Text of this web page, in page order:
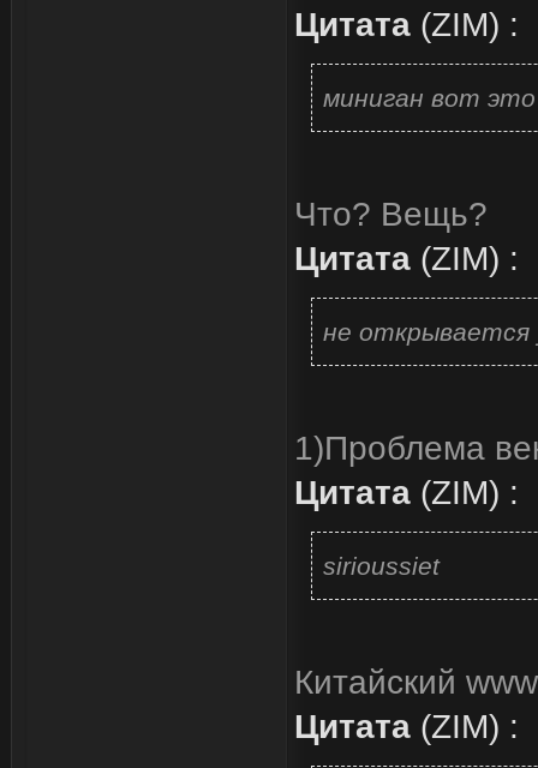
Цитата (ZIM) :
миниган вот
Что? Вещь?
Цитата (ZIM) :
не открывается
1)Проблема
Цитата (ZIM) :
sirioussiet
Китайский
Цитата (ZIM) :